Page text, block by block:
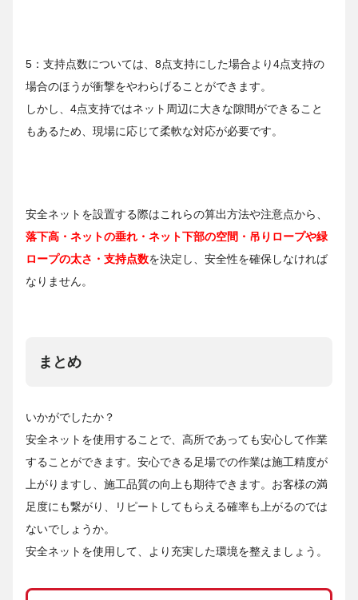
5：支持点数については、8点支持にした場合より4点支持の
場合のほうが衝撃をやわらげることができます。
しかし、4点支持ではネット周辺に大きな隙間ができること
もあるため、現場に応じて柔軟な対応が必要です。
安全ネットを設置する際はこれらの算出方法や注意点から、
落下高・ネットの垂れ・ネット下部の空間・吊りロープや緑
ロープの太さ・支持点数を決定し、安全性を確保しなければ
なりません。
まとめ
いかがでしたか？
安全ネットを使用することで、高所であっても安心して作業
することができます。安心できる足場での作業は施工精度が
上がりますし、施工品質の向上も期待できます。お客様の満
足度にも繋がり、リピートしてもらえる確率も上がるのでは
ないでしょうか。
安全ネットを使用して、より充実した環境を整えましょう。